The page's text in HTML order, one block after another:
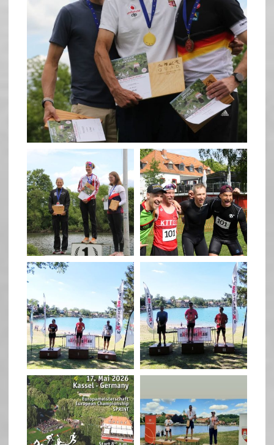
quadrathlon
May 26
quadrathlon
May 26
quadrathlon
May 3 May 3
quadrathlon